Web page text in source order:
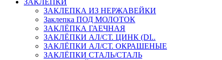
ЗАКЛЕПКИ
ЗАКЛЕПКА ИЗ НЕРЖАВЕЙКИ
Заклепка ПОД МОЛОТОК
ЗАКЛЁПКА ГАЕЧНАЯ
ЗАКЛЁПКИ АЛ/СТ. ЦИНК (DI..
ЗАКЛЁПКИ АЛ/СТ. ОКРАШЕНЫЕ
ЗАКЛЁПКИ СТАЛЬ/СТАЛЬ